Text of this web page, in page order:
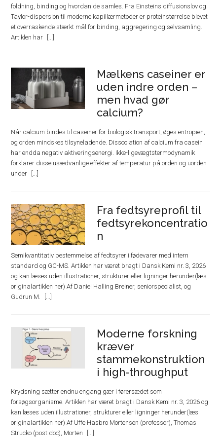
foldning, binding og hvordan de samles. Fra Einsteins diffusionslov og
Taylor-dispersion til moderne kapillærmetoder er proteinstørrelse blevet
et overraskende stærkt mål for binding, aggregering og selvsamling.
Artiklen har
Mælkens caseiner er
uden indre orden –
men hvad gør
calcium?
Når calcium bindes til caseiner for biologisk transport, øges entropien,
og orden mindskes tilsyneladende. Dissociation af calcium fra casein
har endda negativ aktiveringsenergi. Ikke-ligevægtstermodynamik
forklarer disse usædvanlige effekter af temperatur på orden og uorden
under
Fra fedtsyreprofil til
fedtsyrekoncentratio
n
Semikvantitativ bestemmelse af fedtsyrer i fødevarer med intern
standard og GC-MS. Artiklen har været bragt i Dansk Kemi nr. 3, 2026
og kan læses uden illustrationer, strukturer eller ligninger herunder(læs
originalartiklen her) Af Daniel Halling Breiner, seniorspecialist, og
Gudrun M.
Moderne forskning
kræver
stammekonstruktion
i high-throughput
Krydsning sætter endnu engang gær i førersædet som
forsøgsorganisme. Artiklen har været bragt i Dansk Kemi nr. 3, 2026 og
kan læses uden illustrationer, strukturer eller ligninger herunder(læs
originalartiklen her) Af Uffe Hasbro Mortensen (professor), Thomas
Strucko (post doc), Morten